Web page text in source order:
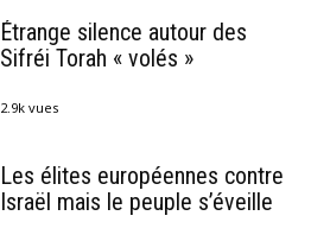
Étrange silence autour des
Sifréi Torah « volés »
2.9k vues
Les élites européennes contre
Israël mais le peuple s’éveille